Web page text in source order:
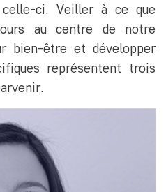
celle-ci. Veiller à ce que
au centre de notre
bien-être et développer
représentent trois